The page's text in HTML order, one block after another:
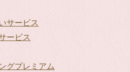
サービス
ービス
グプレミアム